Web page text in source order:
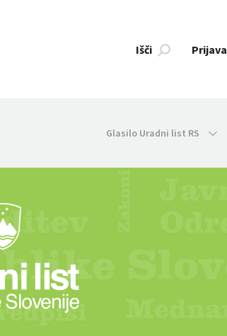
Išči Prijava
Glasilo Uradni list RS